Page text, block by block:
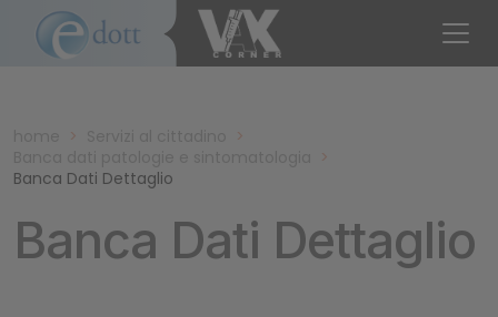
>
>
>
Banca Dati Dettaglio
Banca Dati Dettaglio